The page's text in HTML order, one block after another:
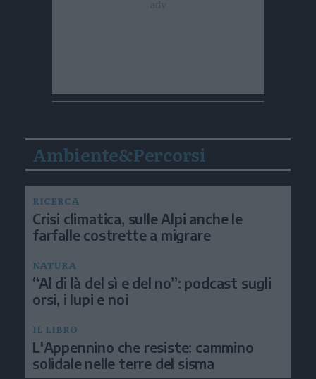
Ambiente&Percorsi
RICERCA
Crisi climatica, sulle Alpi anche le
farfalle costrette a migrare
NATURA
“Al di là del sì e del no”: podcast sugli
orsi, i lupi e noi
IL LIBRO
L'Appennino che resiste: cammino
solidale nelle terre del sisma